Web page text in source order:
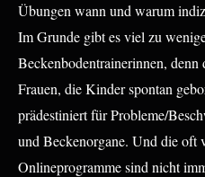
Übungen wann und warum
Im Grunde gibt es viel zu
Beckenbodentrainerinnen,
Frauen, die Kinder spontan
prädestiniert für Probleme/
und Beckenorgane. Und die oft
Onlineprogramme sind nicht